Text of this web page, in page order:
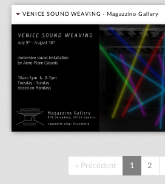
VENICE SOUND WEAVING - Magazzino Gallery
« Précédent 1 2